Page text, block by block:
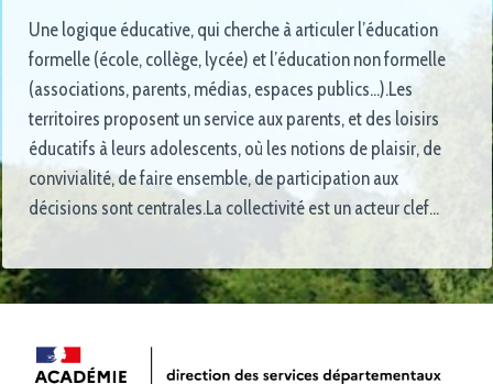
Une logique éducative, qui cherche à articuler l’éducation
formelle (école, collège, lycée) et l’éducation non formelle
(associations, parents, médias, espaces publics…).Les
territoires proposent un service aux parents, et des loisirs
éducatifs à leurs adolescents, où les notions de plaisir, de
convivialité, de faire ensemble, de participation aux
décisions sont centrales.La collectivité est un acteur clef…